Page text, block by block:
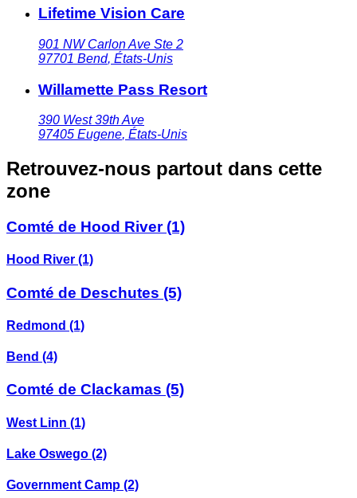
Lifetime Vision Care
901 NW Carlon Ave Ste 2
97701 Bend, États-Unis
Willamette Pass Resort
390 West 39th Ave
97405 Eugene, États-Unis
Retrouvez-nous partout dans cette
zone
Comté de Hood River(1)
Hood River (1)
Comté de Deschutes (5)
Redmond (1)
Bend (4)
Comté de Clackamas (5)
West Linn (1)
Lake Oswego (2)
Government Camp (2)